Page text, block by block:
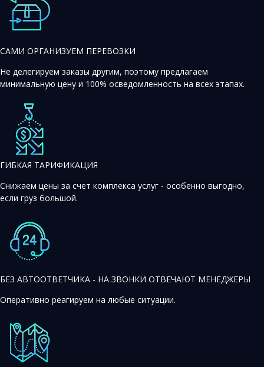
САМИ ОРГАНИЗУЕМ ПЕРЕВОЗКИ
Не делегируем заказы другим, поэтому предлагаем
минимальную цену и 100% осведомленность на всех этапах.
ГИБКАЯ ТАРИФИКАЦИЯ
Снижаем цены за счет комплекса услуг - особенно выгодно,
если груз большой.
БЕЗ АВТООТВЕТЧИКА - НА ЗВОНКИ ОТВЕЧАЮТ МЕНЕДЖЕРЫ
Оперативно реагируем на любые ситуации.